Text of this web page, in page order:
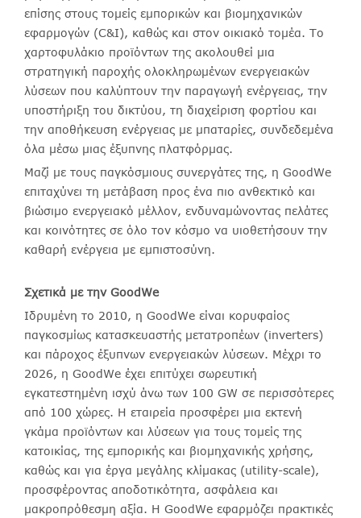
επίσης στους τομείς εμπορικών και βιομηχανικών
εφαρμογών (C&I), καθώς και στον οικιακό τομέα. Το
χαρτοφυλάκιο προϊόντων της ακολουθεί μια
στρατηγική παροχής ολοκληρωμένων ενεργειακών
λύσεων που καλύπτουν την παραγωγή ενέργειας, την
υποστήριξη του δικτύου, τη διαχείριση φορτίου και
την αποθήκευση ενέργειας με μπαταρίες, συνδεδεμένα
όλα μέσω μιας έξυπνης πλατφόρμας.
Μαζί με τους παγκόσμιους συνεργάτες της, η GoodWe
επιταχύνει τη μετάβαση προς ένα πιο ανθεκτικό και
βιώσιμο ενεργειακό μέλλον, ενδυναμώνοντας πελάτες
και κοινότητες σε όλο τον κόσμο να υιοθετήσουν την
καθαρή ενέργεια με εμπιστοσύνη.
Σχετικά με την GoodWe
Ιδρυμένη το 2010, η GoodWe είναι κορυφαίος
παγκοσμίως κατασκευαστής μετατροπέων (inverters)
και πάροχος έξυπνων ενεργειακών λύσεων. Μέχρι το
2026, η GoodWe έχει επιτύχει σωρευτική
εγκατεστημένη ισχύ άνω των 100 GW σε περισσότερες
από 100 χώρες. Η εταιρεία προσφέρει μια εκτενή
γκάμα προϊόντων και λύσεων για τους τομείς της
κατοικίας, της εμπορικής και βιομηχανικής χρήσης,
καθώς και για έργα μεγάλης κλίμακας (utility-scale),
προσφέροντας αποδοτικότητα, ασφάλεια και
μακροπρόθεσμη αξία. Η GoodWe εφαρμόζει πρακτικές